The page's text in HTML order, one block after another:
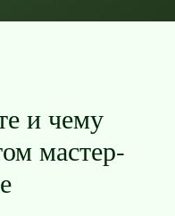
и чему
мастер-